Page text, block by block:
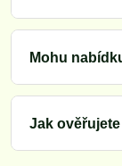
Mohu
Jak